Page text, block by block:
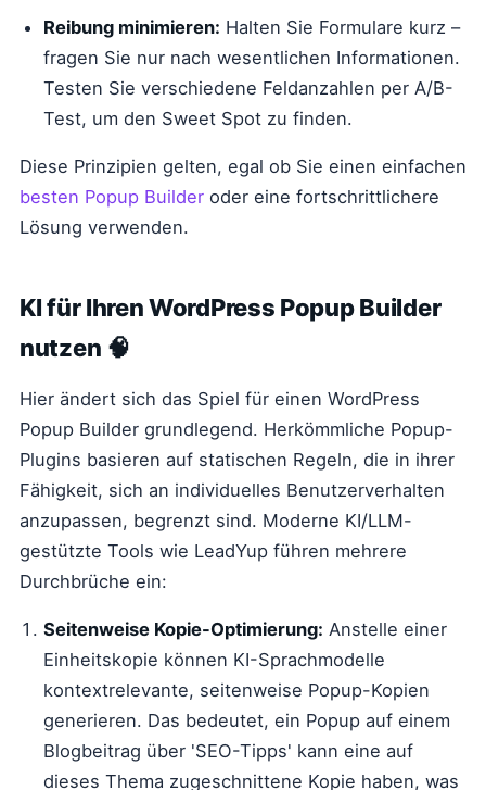
Reibung minimieren: Halten Sie Formulare kurz –
fragen Sie nur nach wesentlichen Informationen.
Testen Sie verschiedene Feldanzahlen per A/B-
Test, um den Sweet Spot zu finden.
Diese Prinzipien gelten, egal ob Sie einen einfachen
besten Popup Builder oder eine fortschrittlichere
Lösung verwenden.
KI für Ihren WordPress Popup Builder
nutzen 🧠
Hier ändert sich das Spiel für einen WordPress
Popup Builder grundlegend. Herkömmliche Popup-
Plugins basieren auf statischen Regeln, die in ihrer
Fähigkeit, sich an individuelles Benutzerverhalten
anzupassen, begrenzt sind. Moderne KI/LLM-
gestützte Tools wie LeadYup führen mehrere
Durchbrüche ein:
Seitenweise Kopie-Optimierung: Anstelle einer
Einheitskopie können KI-Sprachmodelle
kontextrelevante, seitenweise Popup-Kopien
generieren. Das bedeutet, ein Popup auf einem
Blogbeitrag über 'SEO-Tipps' kann eine auf
dieses Thema zugeschnittene Kopie haben, was